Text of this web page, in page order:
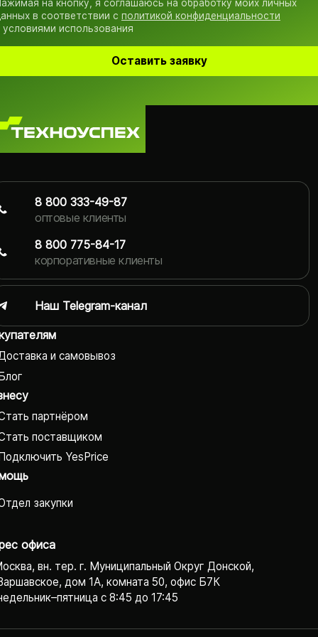
на кнопку, я соглашаюсь на обработку моих личных
в соответствии с политикой конфиденциальности
условиями использования
Оставить заявку
и самовывоз
партнёром
поставщиком
YesPrice
закупки
офиса
вн. тер. г. Муниципальный Округ Донской,
дом 1А, комната 50, офис Б7К
с 8:45 до 17:45
8 800 333-49-87
оптовые клиенты
8 800 775-84-17
корпоративные клиенты
Наш Telegram-канал